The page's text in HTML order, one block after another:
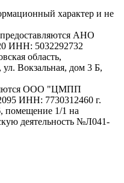
характер и не
АНО
ИНН: 5032292732
область,
Вокзальная, дом 3 Б,
ООО "ЦМПП
ИНН: 7730312460 г.
помещение 1/1 на
деятельность №Л041-